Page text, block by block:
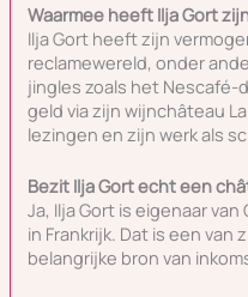
Waarmee heeft Ilja Gort
Ilja Gort heeft zijn
reclamewereld, onder
jingles zoals het
geld via zijn wijnchâteau
lezingen en zijn werk als
Bezit Ilja Gort echt een
Ja, Ilja Gort is eigenaar
in Frankrijk. Dat is een
belangrijke bron van